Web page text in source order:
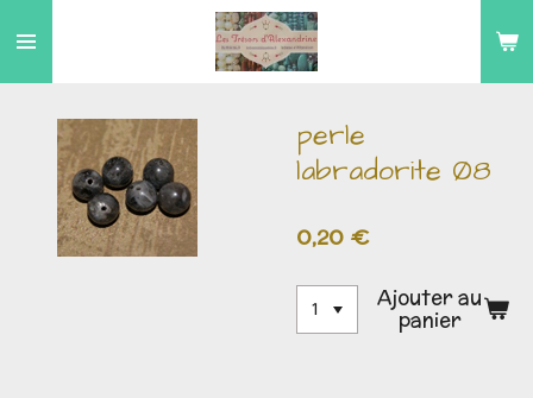
au
perle
labradorite Ø8
0,20 €
Ajouter au
panier